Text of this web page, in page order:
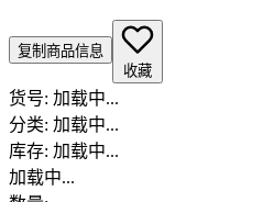
复制商品信息
收藏
货号: 加载中...
分类: 加载中...
库存: 加载中...
加载中...